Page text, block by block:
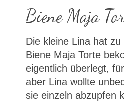
Biene Maja
Die kleine Lina hat
Biene Maja Torte
eigentlich überlegt,
aber Lina wollte
sie einzeln abzupfen